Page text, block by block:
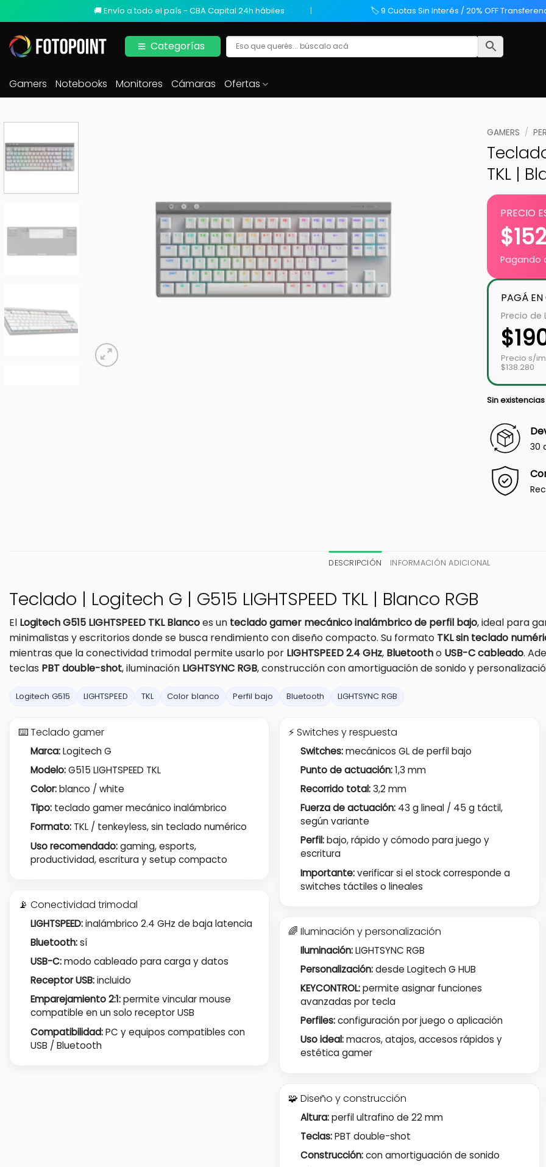
🚚 Envío a todo el país - CBA Capital 24h hábiles 🏷️ 9 Cuotas Sin Interés / 20% OFF
Categorías
Gamers Notebooks Monitores Cámaras Ofertas
GAMERS /
TKL |
PRECIO
$
Pagando
PAGÁ
Precio de
$
Precio s/
$138.280
Sin existencias
30
DESCRIPCIÓN INFORMACIÓN ADICIONAL
Teclado | Logitech G | G515 LIGHTSPEED TKL | Blanco RGB
El Logitech G515 LIGHTSPEED TKL Blancoes un teclado gamer mecánico inalámbrico de perfil bajo, ideal para
minimalistas y escritorios donde se busca rendimiento con diseño compacto. Su formato TKL sin teclado
mientras que la conectividad trimodal permite usarlo por LIGHTSPEED 2.4 GHz, Bluetootho USB-C cableado.
teclas PBT double-shot, iluminación LIGHTSYNC RGB, construcción con amortiguación de sonido y
Logitech G515 LIGHTSPEED TKL Color blanco Perfil bajo Bluetooth LIGHTSYNC RGB
⌨️ Teclado gamer
Marca:Logitech G
Modelo:G515 LIGHTSPEED TKL
Color:blanco / white
Tipo:teclado gamer mecánico inalámbrico
Formato:TKL / tenkeyless, sin teclado numérico
Uso recomendado:gaming, esports,
productividad, escritura y setup compacto
📡 Conectividad trimodal
LIGHTSPEED:inalámbrico 2.4 GHz de baja latencia
Bluetooth:sí
USB-C:modo cableado para carga y datos
Receptor USB:incluido
Emparejamiento 2:1:permite vincular mouse
compatible en un solo receptor USB
Compatibilidad:PC y equipos compatibles con
USB / Bluetooth
⚡ Switches y respuesta
Switches:mecánicos GL de perfil bajo
Punto de actuación:1,3 mm
Recorrido total:3,2 mm
Fuerza de actuación: 43 g lineal / 45 g táctil,
según variante
Perfil:bajo, rápido y cómodo para juego y
escritura
Importante:verificar si el stock corresponde a
switches táctiles o lineales
🌈 Iluminación y personalización
Iluminación:LIGHTSYNC RGB
Personalización:desde Logitech G HUB
KEYCONTROL:permite asignar funciones
avanzadas por tecla
Perfiles:configuración por juego o aplicación
Uso ideal:macros, atajos, accesos rápidos y
estética gamer
🧩 Diseño y construcción
Altura:perfil ultrafino de 22 mm
Teclas:PBT double-shot
Construcción:con amortiguación de sonido